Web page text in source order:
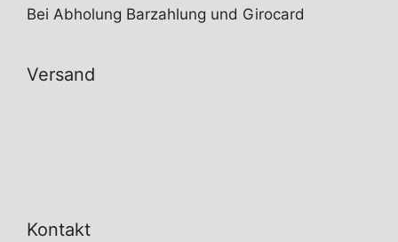
Bei Abholung Barzahlung und Girocard
Versand
Kontakt